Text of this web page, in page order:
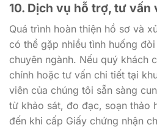
10. Dịch vụ hỗ trợ, tư vấn
Quá trình hoàn thiện hồ sơ và
có thể gặp nhiều tình huống
chuyên ngành. Nếu quý khách
chính hoặc tư vấn chi tiết tại
viên của chúng tôi sẵn sàng
từ khảo sát, đo đạc, soạn thảo
đến khi cấp Giấy chứng nhận